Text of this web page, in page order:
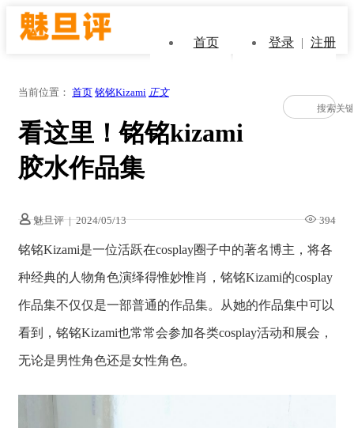
首页 登录 | 注册
当前位置： 首页 铭铭Kizami 正文
看这里！铭铭kizami
胶水作品集
魅旦评 | 2024/05/13 394
铭铭Kizami是一位活跃在cosplay圈子中的著名博主，将各
种经典的人物角色演绎得惟妙惟肖，铭铭Kizami的cosplay
作品集不仅仅是一部普通的作品集。从她的作品集中可以
看到，铭铭Kizami也常常会参加各类cosplay活动和展会，
无论是男性角色还是女性角色。